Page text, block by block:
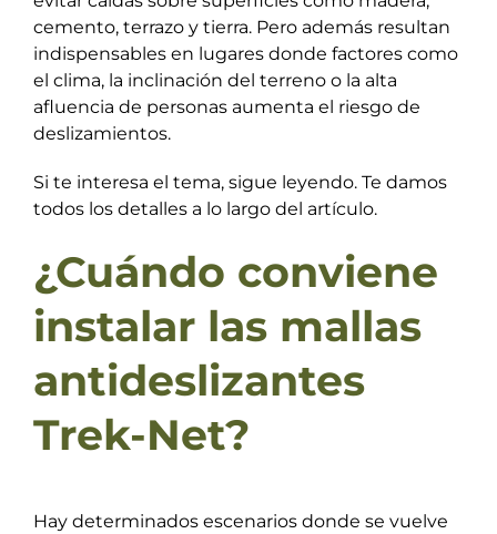
cemento, terrazo y tierra. Pero además resultan
indispensables en lugares donde factores como
el clima, la inclinación del terreno o la alta
afluencia de personas aumenta el riesgo de
deslizamientos.
Si te interesa el tema, sigue leyendo. Te damos
todos los detalles a lo largo del artículo.
¿Cuándo conviene
instalar las mallas
antideslizantes
Trek-Net?
Hay determinados escenarios donde se vuelve